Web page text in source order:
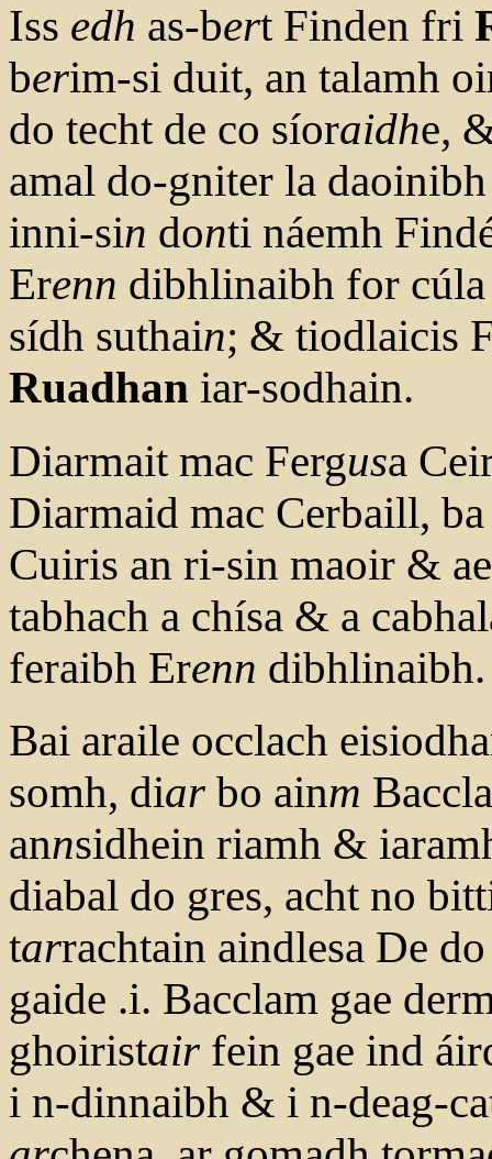
Iss edh as-bert Finden fri
berim-si duit, an talamh
do techt de co síoraidhe,
amal do-gniter la
inni-sin donti náemh
Erenn dibhlinaibh for
sídh suthain; & tiodlaicis
Ruadhan iar-sodhain.
Diarmait mac Fergusa
Diarmaid mac Cerbaill,
Cuiris an ri-sin maoir &
tabhach a chísa & a
feraibh Erenn dibhlinaibh.
Bai araile occlach
somh, diar bo ainm
annsidhein riamh &
diabal do gres, acht no
tarrachtain aindlesa De
gaide .i. Bacclam gae
ghoiristair fein gae ind
i n-dinnaibh & i n-deag-